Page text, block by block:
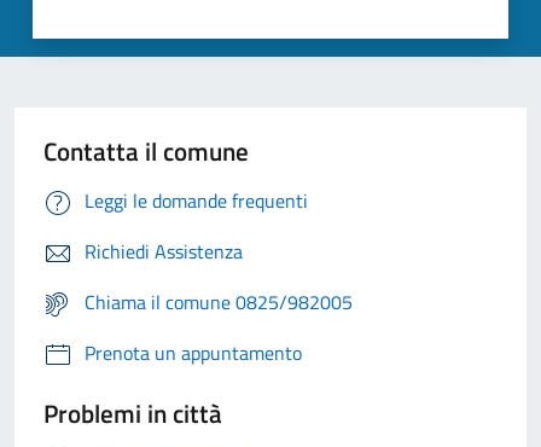
Contatta il comune
Leggi le domande frequenti
Richiedi Assistenza
Chiama il comune 0825/982005
Prenota un appuntamento
Problemi in città